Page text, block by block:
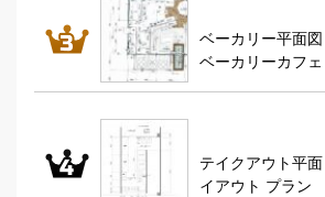
ベーカリー平面
ベーカリーカフェ
テイクアウト平
イアウト プラン